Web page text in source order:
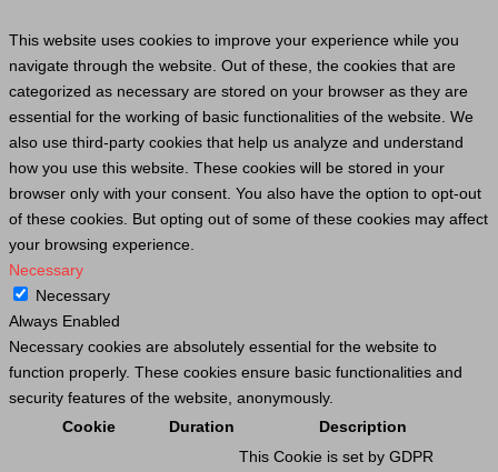
This website uses cookies to improve your experience while you
navigate through the website. Out of these, the cookies that are
categorized as necessary are stored on your browser as they are
essential for the working of basic functionalities of the website. We
also use third-party cookies that help us analyze and understand
how you use this website. These cookies will be stored in your
browser only with your consent. You also have the option to opt-out
of these cookies. But opting out of some of these cookies may affect
your browsing experience.
Necessary
Necessary
Always Enabled
Necessary cookies are absolutely essential for the website to
function properly. These cookies ensure basic functionalities and
security features of the website, anonymously.
Cookie
Duration Description
This Cookie is set by GDPR